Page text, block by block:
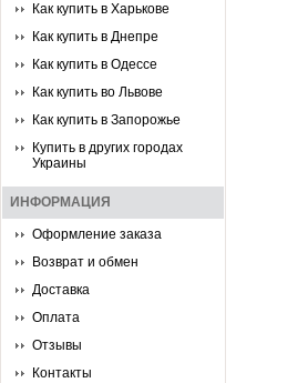
Как купить в Харькове
Как купить в Днепре
Как купить в Одессе
Как купить во Львове
Как купить в Запорожье
Купить в других городах
Украины
ИНФОРМАЦИЯ
Оформление заказа
Возврат и обмен
Доставка
Оплата
Отзывы
Контакты